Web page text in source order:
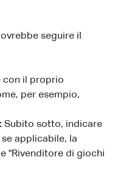
seguire il
con il proprio
per esempio,
Subito sotto, indicare
applicabile, la
"Rivenditore di giochi